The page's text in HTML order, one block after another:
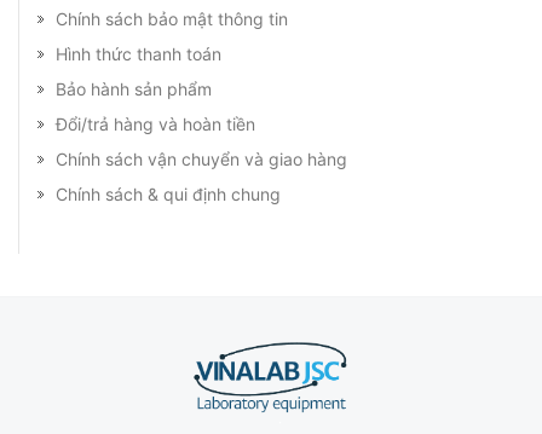
Chính sách bảo mật thông tin
Hình thức thanh toán
Bảo hành sản phẩm
Đổi/trả hàng và hoàn tiền
Chính sách vận chuyển và giao hàng
Chính sách & qui định chung